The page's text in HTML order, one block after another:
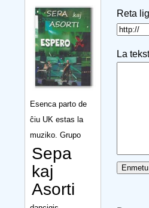
Esenca parto de
ĉiu UK estas la
muziko. Grupo
Sepa
kaj
Asorti
Reta
La